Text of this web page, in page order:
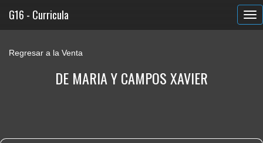
G16 - Curricula
Regresar a la Venta
DE MARIA Y CAMPOS XAVIER